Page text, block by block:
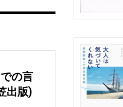
の言
出版)